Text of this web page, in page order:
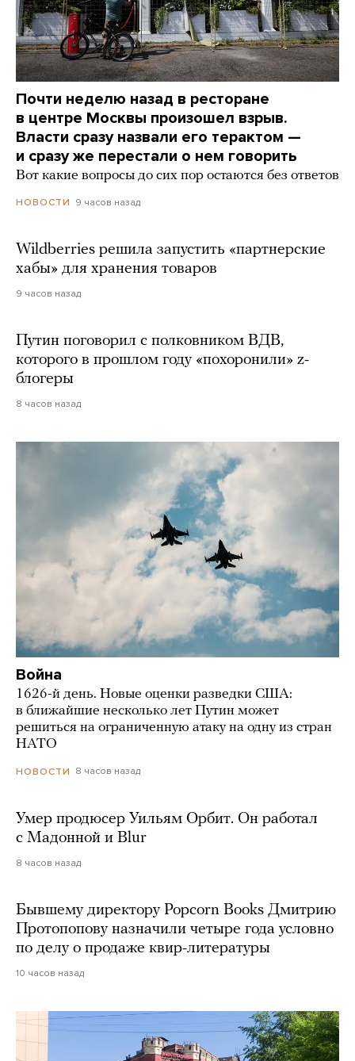
Почти неделю назад в ресторане
в центре Москвы произошел взрыв.
Власти сразу назвали его терактом —
и сразу же перестали о нем говорить
Вот какие вопросы до сих пор остаются без ответов
НОВОСТИ 9 часов назад
Wildberries решила запустить «партнерские
хабы» для хранения товаров
9 часов назад
Путин поговорил с полковником ВДВ,
которого в прошлом году «похоронили» z-
блогеры
8 часов назад
Война
1626-й день. Новые оценки разведки США:
в ближайшие несколько лет Путин может
решиться на ограниченную атаку на одну из стран
НАТО
НОВОСТИ 8 часов назад
Умер продюсер Уильям Орбит. Он работал
с Мадонной и Blur
8 часов назад
Бывшему директору Popcorn Books Дмитрию
Протопопову назначили четыре года условно
по делу о продаже квир-литературы
10 часов назад